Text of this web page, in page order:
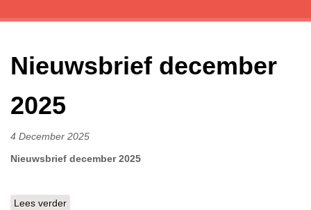
Nieuwsbrief december
2025
4 December 2025
Nieuwsbrief december 2025
Lees verder